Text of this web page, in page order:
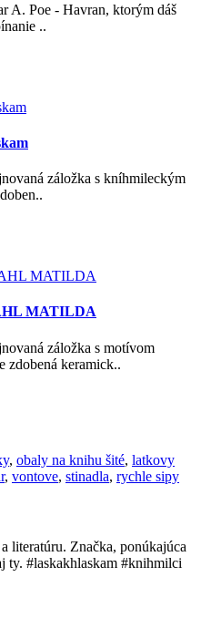
A. Poe - Havran, ktorým dáš
..
záložka s kníhmileckým
MATILDA
záložka s motívom
keramick..
, obaly na knihu šité, latkovy
, vontove, stinadla, rychle sipy
literatúru. Značka, ponúkajúca
ty. #laskakhlaskam #knihmilci